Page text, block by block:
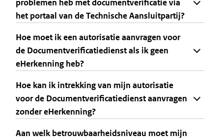
problemen heb met documentverificatie via
het portaal van de Technische Aansluitpartij?
Hoe moet ik een autorisatie aanvragen voor
de Documentverificatiedienst als ik geen
eHerkenning heb?
Hoe kan ik intrekking van mijn autorisatie
voor de Documentverificatiedienst aanvragen
zonder eHerkenning?
Aan welk betrouwbaarheidsniveau moet mijn